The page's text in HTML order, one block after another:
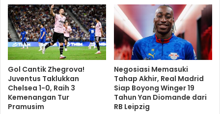
Gol Cantik Zhegrova!
Juventus Taklukkan
Chelsea 1-0, Raih 3
Kemenangan Tur
Pramusim
Negosiasi Memasuki
Tahap Akhir, Real Madrid
Siap Boyong Winger 19
Tahun Yan Diomande dari
RB Leipzig